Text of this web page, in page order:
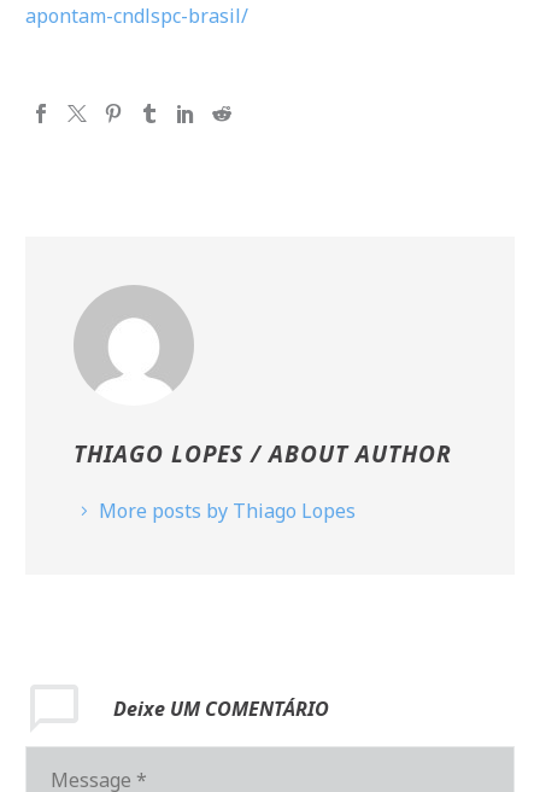
apontam-cndlspc-brasil/
THIAGO LOPES/ ABOUT AUTHOR
More posts by Thiago Lopes
Deixe UM COMENTÁRIO